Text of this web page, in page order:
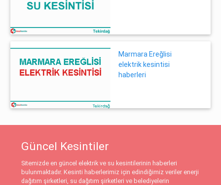
Marmara Ereğlisi
elektrik kesintisi
haberleri
Güncel Kesintiler
Sitemizde en güncel elektrik ve su kesintilerinin haberleri
bulunmaktadır. Kesinti haberlerimiz için edindiğimiz veriler enerji
dağıtım şirketleri, su dağıtım şirketleri ve belediyelerin